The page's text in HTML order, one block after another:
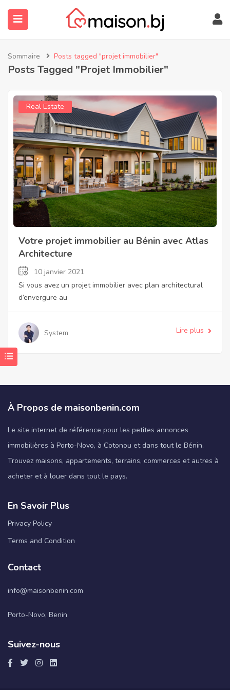
(À Propos)
Sommaire Posts tagged "projet immobilier"
Posts Tagged "projet Immobilier"
Real Estate
Votre projet immobilier au Bénin avec Atlas
Architecture
10 janvier 2021
Si vous avez un projet immobilier avec plan architectural
d’envergure au
System Lire plus
À Propos de maisonbenin.com
Le site internet de référence pour les petites annonces
immobilières à Porto-Novo, à Cotonou et dans tout le Bénin.
Trouvez maisons, appartements, terrains, commerces et autres à
acheter et à louer dans tout le pays.
En Savoir Plus
Privacy Policy
Terms and Condition
Contact
info@maisonbenin.com
Porto-Novo, Benin
Suivez-nous